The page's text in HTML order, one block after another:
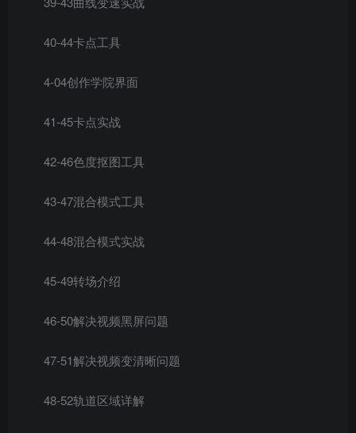
40-44卡点工具
4-04创作学院界面
41-45卡点实战
42-46色度抠图工具
43-47混合模式工具
44-48混合模式实战
45-49转场介绍
46-50解决视频黑屏问题
47-51解决视频变清晰问题
48-52轨道区域详解